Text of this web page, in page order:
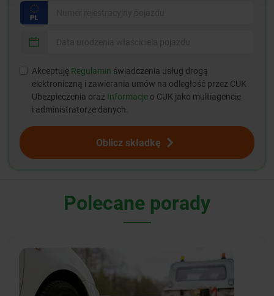
Akceptuję Regulamin świadczenia usług drogą
elektroniczną i zawierania umów na odległość przez CUK
Ubezpieczenia oraz Informacje o CUK jako multiagencie
i administratorze danych.
Oblicz składkę
Polecane porady